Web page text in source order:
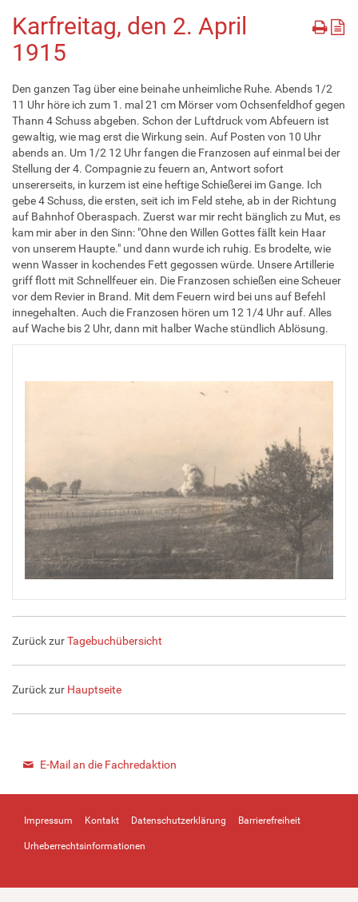
Karfreitag, den 2. April
1915
Den ganzen Tag über eine beinahe unheimliche Ruhe. Abends 1/2
11 Uhr höre ich zum 1. mal 21 cm Mörser vom Ochsenfeldhof gegen
Thann 4 Schuss abgeben. Schon der Luftdruck vom Abfeuern ist
gewaltig, wie mag erst die Wirkung sein. Auf Posten von 10 Uhr
abends an. Um 1/2 12 Uhr fangen die Franzosen auf einmal bei der
Stellung der 4. Compagnie zu feuern an, Antwort sofort
unsererseits, in kurzem ist eine heftige Schießerei im Gange. Ich
gebe 4 Schuss, die ersten, seit ich im Feld stehe, ab in der Richtung
auf Bahnhof Oberaspach. Zuerst war mir recht bänglich zu Mut, es
kam mir aber in den Sinn: "Ohne den Willen Gottes fällt kein Haar
von unserem Haupte." und dann wurde ich ruhig. Es brodelte, wie
wenn Wasser in kochendes Fett gegossen würde. Unsere Artillerie
griff flott mit Schnellfeuer ein. Die Franzosen schießen eine Scheuer
vor dem Revier in Brand. Mit dem Feuern wird bei uns auf Befehl
innegehalten. Auch die Franzosen hören um 12 1/4 Uhr auf. Alles
auf Wache bis 2 Uhr, dann mit halber Wache stündlich Ablösung.
Zurück zurTagebuchübersicht
Zurück zur Hauptseite
E-Mail an die Fachredaktion
Impressum Kontakt Datenschutzerklärung Barrierefreiheit
Urheberrechtsinformationen